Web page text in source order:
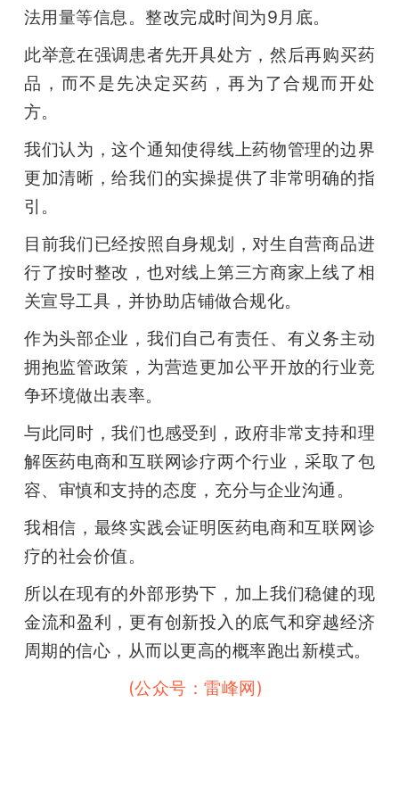
法用量等信息。整改完成时间为9月底。
此举意在强调患者先开具处方，然后再购买药
品，而不是先决定买药，再为了合规而开处
方。
我们认为，这个通知使得线上药物管理的边界
更加清晰，给我们的实操提供了非常明确的指
引。
目前我们已经按照自身规划，对生自营商品进
行了按时整改，也对线上第三方商家上线了相
关宣导工具，并协助店铺做合规化。
作为头部企业，我们自己有责任、有义务主动
拥抱监管政策，为营造更加公平开放的行业竞
争环境做出表率。
与此同时，我们也感受到，政府非常支持和理
解医药电商和互联网诊疗两个行业，采取了包
容、审慎和支持的态度，充分与企业沟通。
我相信，最终实践会证明医药电商和互联网诊
疗的社会价值。
所以在现有的外部形势下，加上我们稳健的现
金流和盈利，更有创新投入的底气和穿越经济
周期的信心，从而以更高的概率跑出新模式。
(公众号：雷峰网)